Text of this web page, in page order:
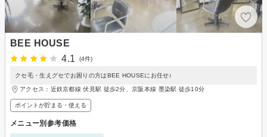
BEE HOUSE
4.1
(4件)
クセ毛・生えグセでお困りの方はBEE HOUSEにお任せ♪
アクセス：近鉄京都線 伏見駅 徒歩2分、京阪本線 墨染駅 徒歩10分
ポイントが貯まる・使える
メニュー別参考価格